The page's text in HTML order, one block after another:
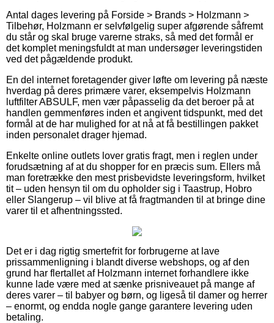
Antal dages levering på Forside > Brands > Holzmann >
Tilbehør, Holzmann er selvfølgelig super afgørende såfremt
du står og skal bruge varerne straks, så med det formål er
det komplet meningsfuldt at man undersøger leveringstiden
ved det pågældende produkt.
En del internet foretagender giver løfte om levering på næste
hverdag på deres primære varer, eksempelvis Holzmann
luftfilter ABSULF, men vær påpasselig da det beroer på at
handlen gemmenføres inden et angivent tidspunkt, med det
formål at de har mulighed for at nå at få bestillingen pakket
inden personalet drager hjemad.
Enkelte online outlets lover gratis fragt, men i reglen under
forudsætning af at du shopper for en præcis sum. Ellers må
man foretrække den mest prisbevidste leveringsform, hvilket
tit – uden hensyn til om du opholder sig i Taastrup, Hobro
eller Slangerup – vil blive at få fragtmanden til at bringe dine
varer til et afhentningssted.
Det er i dag rigtig smertefrit for forbrugerne at lave
prissammenligning i blandt diverse webshops, og af den
grund har flertallet af Holzmann internet forhandlere ikke
kunne lade være med at sænke prisniveauet på mange af
deres varer – til babyer og børn, og ligeså til damer og herrer
– enormt, og endda nogle gange garantere levering uden
betaling.